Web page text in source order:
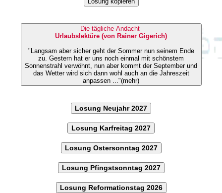
Die tägliche Andacht
Urlaubslektüre (von Rainer Gigerich)
"Langsam aber sicher geht der Sommer nun seinem Ende
zu. Gestern hat er uns noch einmal mit schönstem
Sonnenstrahl verwöhnt, nun aber kommt der September und
das Wetter wird sich dann wohl auch an die Jahreszeit
anpassen ..."(mehr)
Losung Neujahr 2027
Losung Karfreitag 2027
Losung Ostersonntag 2027
Losung Pfingstsonntag 2027
Losung Reformationstag 2026